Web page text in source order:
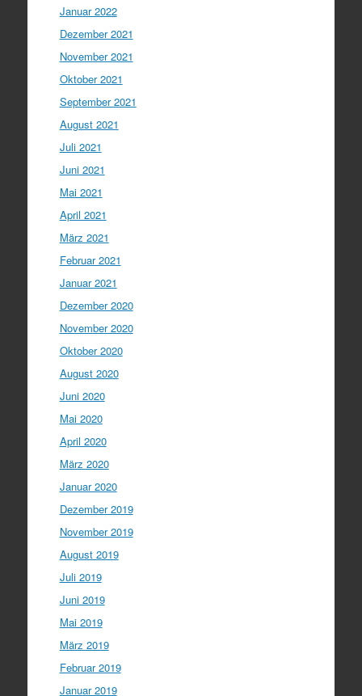
Januar 2022
Dezember 2021
November 2021
Oktober 2021
September 2021
August 2021
Juli 2021
Juni 2021
Mai 2021
April 2021
März 2021
Februar 2021
Januar 2021
Dezember 2020
November 2020
Oktober 2020
August 2020
Juni 2020
Mai 2020
April 2020
März 2020
Januar 2020
Dezember 2019
November 2019
August 2019
Juli 2019
Juni 2019
Mai 2019
März 2019
Februar 2019
Januar 2019